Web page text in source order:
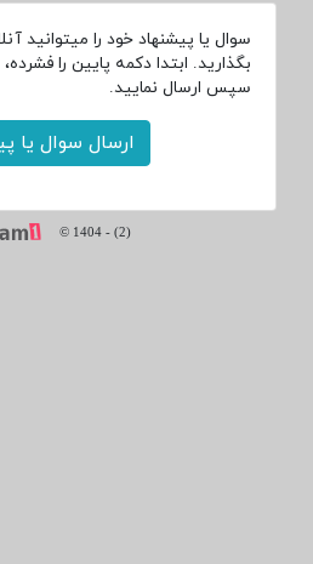
سوال یا پیشنهاد خود را میتوانید
بگذارید. ابتدا دکمه پایین را
سپس ارسال نمایید.
ارسال سوال یا
© 1404 -(2)